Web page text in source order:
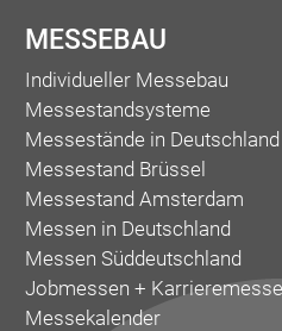
MESSEBAU
Individueller Messebau
Messestandsysteme
Messestände in Deutschland
Messestand Brüssel
Messestand Amsterdam
Messen in Deutschland
Messen Süddeutschland
Jobmessen +
Messekalender